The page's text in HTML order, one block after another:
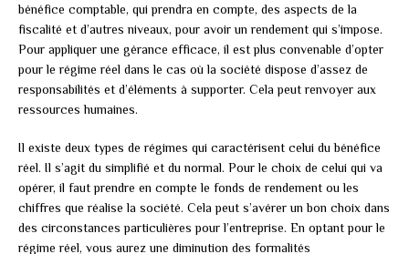
bénéfice comptable, qui prendra en compte, des aspects de la
fiscalité et d’autres niveaux, pour avoir un rendement qui s’impose.
Pour appliquer une gérance efficace, il est plus convenable d’opter
pour le régime réel dans le cas où la société dispose d’assez de
responsabilités et d’éléments à supporter. Cela peut renvoyer aux
ressources humaines.
Il existe deux types de régimes qui caractérisent celui du bénéfice
réel. Il s’agit du simplifié et du normal. Pour le choix de celui qui va
opérer, il faut prendre en compte le fonds de rendement ou les
chiffres que réalise la société. Cela peut s’avérer un bon choix dans
des circonstances particulières pour l’entreprise. En optant pour le
régime réel, vous aurez une diminution des formalités